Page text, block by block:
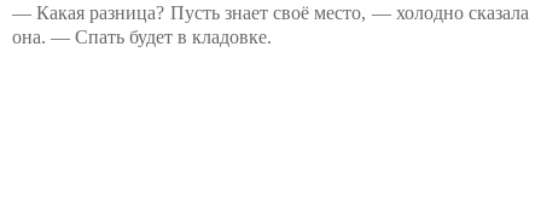
— Какая разница? Пусть знает своё место, — холодно сказала
она. — Спать будет в кладовке.